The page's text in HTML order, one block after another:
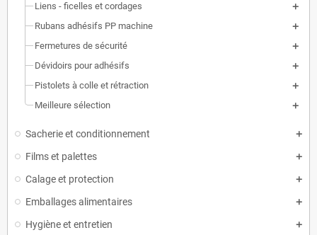
Liens - ficelles et cordages
Rubans adhésifs PP machine
Fermetures de sécurité
Dévidoirs pour adhésifs
Pistolets à colle et rétraction
Meilleure sélection
Sacherie et conditionnement
Films et palettes
Calage et protection
Emballages alimentaires
Hygiène et entretien